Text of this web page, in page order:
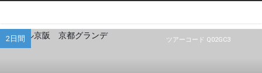
ツアーコード Q02GC3
2日間